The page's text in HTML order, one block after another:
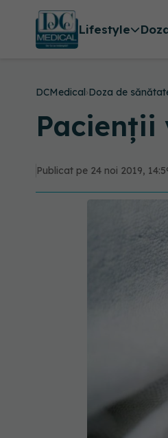
Lifestyle
DCMedical›Doza de
Pacienţii
Publicat pe 24 noi 2019,